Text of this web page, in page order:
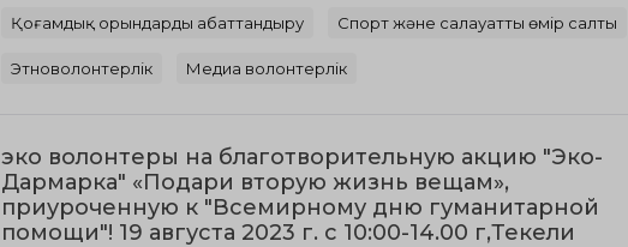
Қоғамдық орындарды абаттандыру Спорт және салауатты өмір салты
Этноволонтерлік Медиа волонтерлік
эко волонтеры на благотворительную акцию "Эко-
Дармарка" «Подари вторую жизнь вещам»,
приуроченную к "Всемирному дню гуманитарной
помощи"! 19 августа 2023 г. с 10:00-14.00 г,Текели